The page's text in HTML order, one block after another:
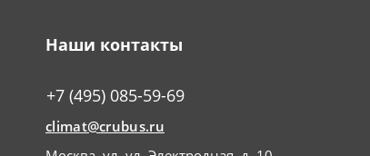
Наши контакты
+7 (495) 085-59-69
climat@crubus.ru